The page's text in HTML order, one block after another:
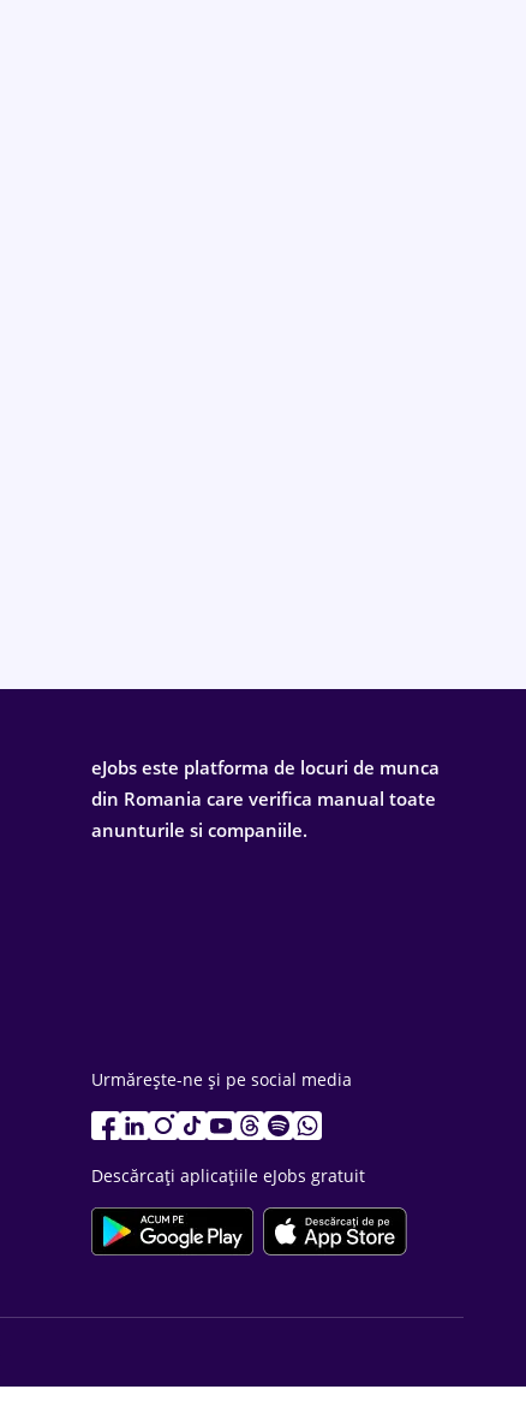
eJobs este platforma de locuri de munca
din Romania care verifica manual toate
anunturile si companiile.
Urmărește-ne și pe social media
Descărcați aplicațiile eJobs gratuit